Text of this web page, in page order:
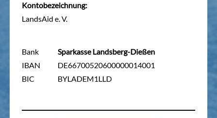
Kontobezeichnung:
LandsAid e. V.
Bank
IBAN
BIC
Sparkasse Landsberg-Dießen
DE66700520600000014001
BYLADEM1LLD